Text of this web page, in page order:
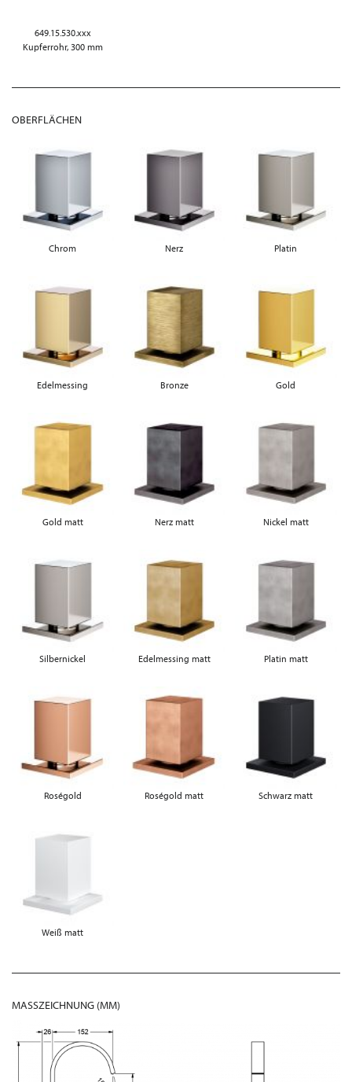
649.15.530.xxx
Kupferrohr, 300 mm
OBERFLÄCHEN
Chrom Nerz Platin
Edelmessing Bronze Gold
Gold matt Nerz matt Nickel matt
Silbernickel Edelmessing matt Platin matt
Roségold Roségold matt Schwarz matt
Weiß matt
MASSZEICHNUNG (MM)